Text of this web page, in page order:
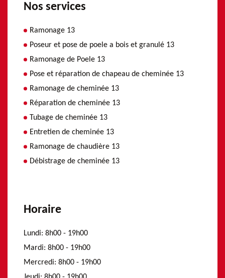
Nos services
Ramonage 13
Poseur et pose de poele a bois et granulé 13
Ramonage de Poele 13
Pose et réparation de chapeau de cheminée 13
Ramonage de cheminée 13
Réparation de cheminée 13
Tubage de cheminée 13
Entretien de cheminée 13
Ramonage de chaudière 13
Débistrage de cheminée 13
Horaire
Lundi: 8h00 - 19h00
Mardi: 8h00 - 19h00
Mercredi: 8h00 - 19h00